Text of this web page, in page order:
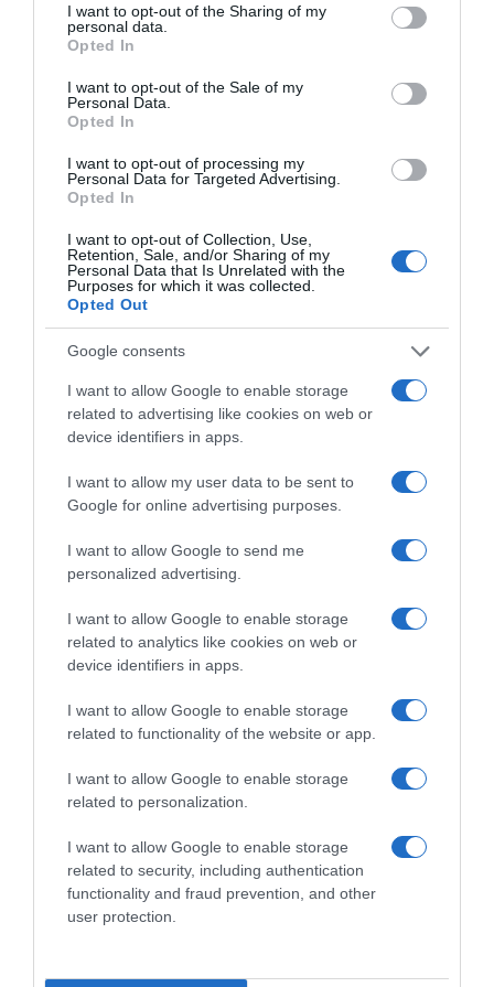
not limited to your visit or usage behaviour. You may click to
grant or deny consent to Google and its third-party tags to
use your data for below specified purposes in below Google
consent section.
I want to opt-out of the Sharing of my
personal data.
Opted In
I want to opt-out of the Sale of my
Personal Data.
Opted In
I want to opt-out of processing my
Personal Data for Targeted Advertising.
Opted In
I want to opt-out of Collection, Use,
Retention, Sale, and/or Sharing of my
Personal Data that Is Unrelated with the
Purposes for which it was collected.
Opted Out
Google consents
I want to allow Google to enable storage
related to advertising like cookies on web or
device identifiers in apps.
I want to allow my user data to be sent to
Google for online advertising purposes.
I want to allow Google to send me
personalized advertising.
I want to allow Google to enable storage
related to analytics like cookies on web or
device identifiers in apps.
I want to allow Google to enable storage
related to functionality of the website or app.
I want to allow Google to enable storage
related to personalization.
I want to allow Google to enable storage
related to security, including authentication
functionality and fraud prevention, and other
user protection.
ΠΟΛΙΤΙΚΗ
ΠΑΣΟΚ: “Τα επιχειρήματα και οι
πίνακες του κ. Σκέρτσου διαρκούν
μέχρι τα επόμενα που αναιρούν τα
"Συνεχίζει στο ίδιο αλαζονικό ύφος και με τους ίδιους
εξυπνακισμούς"
ΠΟΛΙΤΙΚΗ
παρουσίαση του οικονομικού
προγράμματος της ΕΛ.Α.Σ. στη
Θεσσαλονίκη